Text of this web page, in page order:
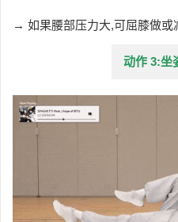
→ 如果腰部压力大,可屈膝做或
动作 3:坐